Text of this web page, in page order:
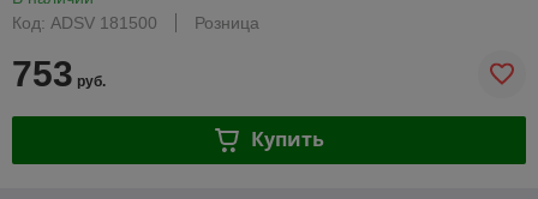
Код: ADSV 181500
Розница
753 руб.
Купить